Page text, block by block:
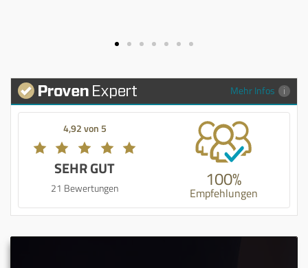
Mehr Infos
4,92 von 5
SEHR GUT
21 Bewertungen 100%
Empfehlungen